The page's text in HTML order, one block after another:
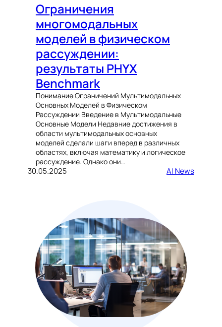
Ограничения
многомодальных
моделей в физическом
рассуждении:
результаты PHYX
Benchmark
Понимание Ограничений Мультимодальных
Основных Моделей в Физическом
Рассуждении Введение в Мультимодальные
Основные Модели Недавние достижения в
области мультимодальных основных
моделей сделали шаги вперед в различных
областях, включая математику и логическое
рассуждение. Однако они…
30.05.2025 AI News